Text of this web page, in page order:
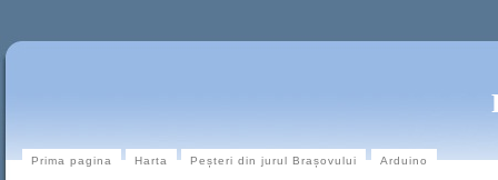
Prima pagina Harta Peșteri din jurul Brașovului Arduino